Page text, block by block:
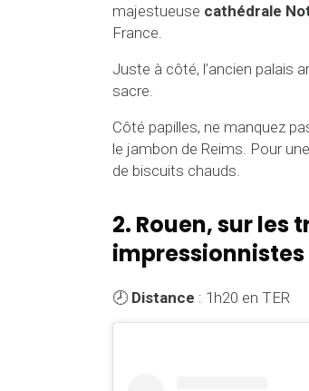
majestueuse cathédrale
France.
Juste à côté, l’ancien palais
sacre.
Côté papilles, ne manquez
le jambon de Reims. Pour
de biscuits chauds.
2. Rouen, sur les
impressionnistes
🕗 Distance : 1h20 en TER